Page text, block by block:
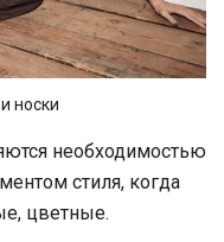
носки
необходимостью
стиля, когда
цветные.